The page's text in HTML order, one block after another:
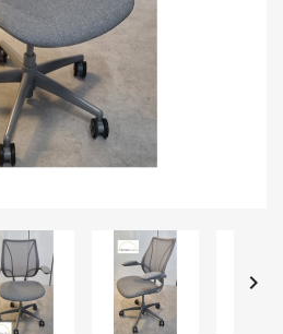
